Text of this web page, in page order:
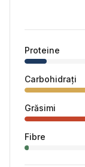
Proteine
Carbohidrați
Grăsimi
Fibre